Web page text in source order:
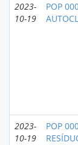
2023-
10-19
POP
2023-
10-19
POP